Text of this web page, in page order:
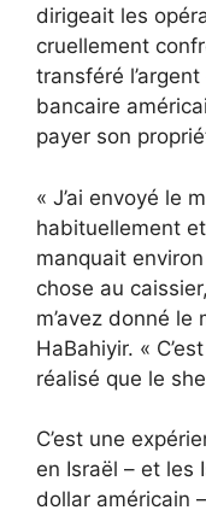
dirigeait les
cruellement
transféré
bancaire
payer son
« J’ai envoyé le
habituellement
manquait
chose au
m’avez donné
HaBahiyir. «
réalisé que le
C’est une
en Israël – et les
dollar américain